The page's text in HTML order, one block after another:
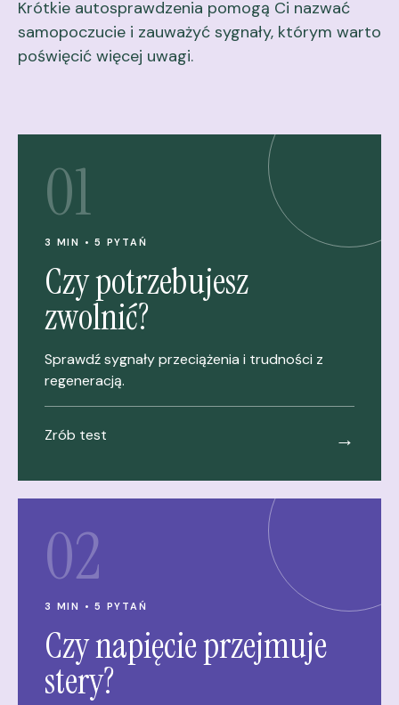
Krótkie autosprawdzenia pomogą Ci nazwać
samopoczucie i zauważyć sygnały, którym warto
poświęcić więcej uwagi.
01
3 MIN • 5 PYTAŃ
Czy potrzebujesz
zwolnić?
Sprawdź sygnały przeciążenia i trudności z
regeneracją.
Zrób test →
02
3 MIN • 5 PYTAŃ
Czy napięcie przejmuje
stery?